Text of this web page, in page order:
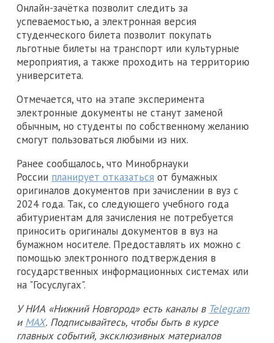
Онлайн-зачётка позволит следить за
успеваемостью, а электронная версия
студенческого билета позволит покупать
льготные билеты на транспорт или культурные
мероприятия, а также проходить на территорию
университета.
Отмечается, что на этапе эксперимента
электронные документы не станут заменой
обычным, но студенты по собственному желанию
смогут пользоваться любыми из них.
Ранее сообщалось, что Минобрнауки
России планирует отказаться от бумажных
оригиналов документов при зачислении в вуз с
2024 года. Так, со следующего учебного года
абитуриентам для зачисления не потребуется
приносить оригиналы документов в вуз на
бумажном носителе. Предоставлять их можно с
помощью электронного подтверждения в
государственных информационных системах или
на "Госуслугах".
У НИА «Нижний Новгород» есть каналы в Telegram
и MAX. Подписывайтесь, чтобы быть в курсе
главных событий, эксклюзивных материалов